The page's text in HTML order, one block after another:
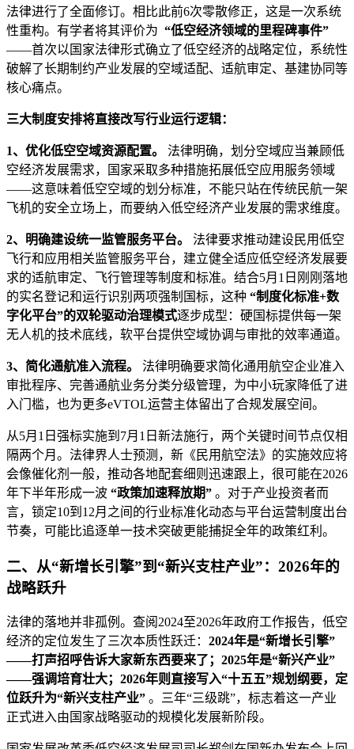
法律进行了全面修订。相比此前6次零散修正，这是一次系统
性重构。有学者将其评价为 “低空经济领域的里程碑事件”
——首次以国家法律形式确立了低空经济的战略定位，系统性
破解了长期制约产业发展的空域适配、适航审定、基建协同等
核心痛点。
三大制度安排将直接改写行业运行逻辑：
1、优化低空空域资源配置。
法律明确，划分空域应当兼顾低
空经济发展需求，国家采取多种措施拓展低空应用服务领域
——这意味着低空空域的划分标准，不能只站在传统民航一架
飞机的安全立场上，而要纳入低空经济产业发展的需求维度。
2、明确建设统一监管服务平台。
法律要求推动建设民用低空
飞行和应用相关监管服务平台，建立健全适应低空经济发展要
求的适航审定、飞行管理等制度和标准。结合5月1日刚刚落地
的实名登记和运行识别两项强制国标，这种 “制度化标准+数
字化平台”的双轮驱动治理模式逐步成型：硬国标提供每一架
无人机的技术底线，软平台提供空域协调与审批的效率通道。
3、简化通航准入流程。
法律明确要求简化通用航空企业准入
审批程序、完善通航业务分类分级管理，为中小玩家降低了进
入门槛，也为更多eVTOL运营主体留出了合规发展空间。
从5月1日强标实施到7月1日新法施行，两个关键时间节点仅相
隔两个月。法律界人士预测，新《民用航空法》的实施效应将
会像催化剂一般，推动各地配套细则迅速跟上，很可能在2026
年下半年形成一波 “政策加速释放期” 。对于产业投资者而
言，锁定10到12月之间的行业标准化动态与平台运营制度出台
节奏，可能比追逐单一技术突破更能捕捉全年的政策红利。
二、从“新增长引擎”到“新兴支柱产业”：2026年的
战略跃升
法律的落地并非孤例。查阅2024至2026年政府工作报告，低空
经济的定位发生了三次本质性跃迁： 2024年是“新增长引擎”
——打声招呼告诉大家新东西要来了；2025年是“新兴产业”
——强调培育壮大；2026年则直接写入“十五五”规划纲要，定
位跃升为“新兴支柱产业” 。三年“三级跳”，标志着这一产业
正式进入由国家战略驱动的规模化发展新阶段。